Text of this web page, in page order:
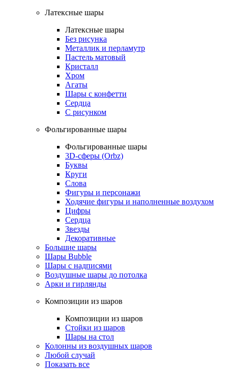
Латексные шары
Латексные шары
Без рисунка
Металлик и перламутр
Пастель матовый
Кристалл
Хром
Агаты
Шары с конфетти
Сердца
С рисунком
Фольгированные шары
Фольгированные шары
3D-сферы (Orbz)
Буквы
Круги
Слова
Фигуры и персонажи
Ходячие фигуры и наполненные воздухом
Цифры
Сердца
Звезды
Декоративные
Большие шары
Шары Bubble
Шары с надписями
Воздушные шары до потолка
Арки и гирлянды
Композиции из шаров
Композиции из шаров
Стойки из шаров
Шары на стол
Колонны из воздушных шаров
Любой случай
Показать все